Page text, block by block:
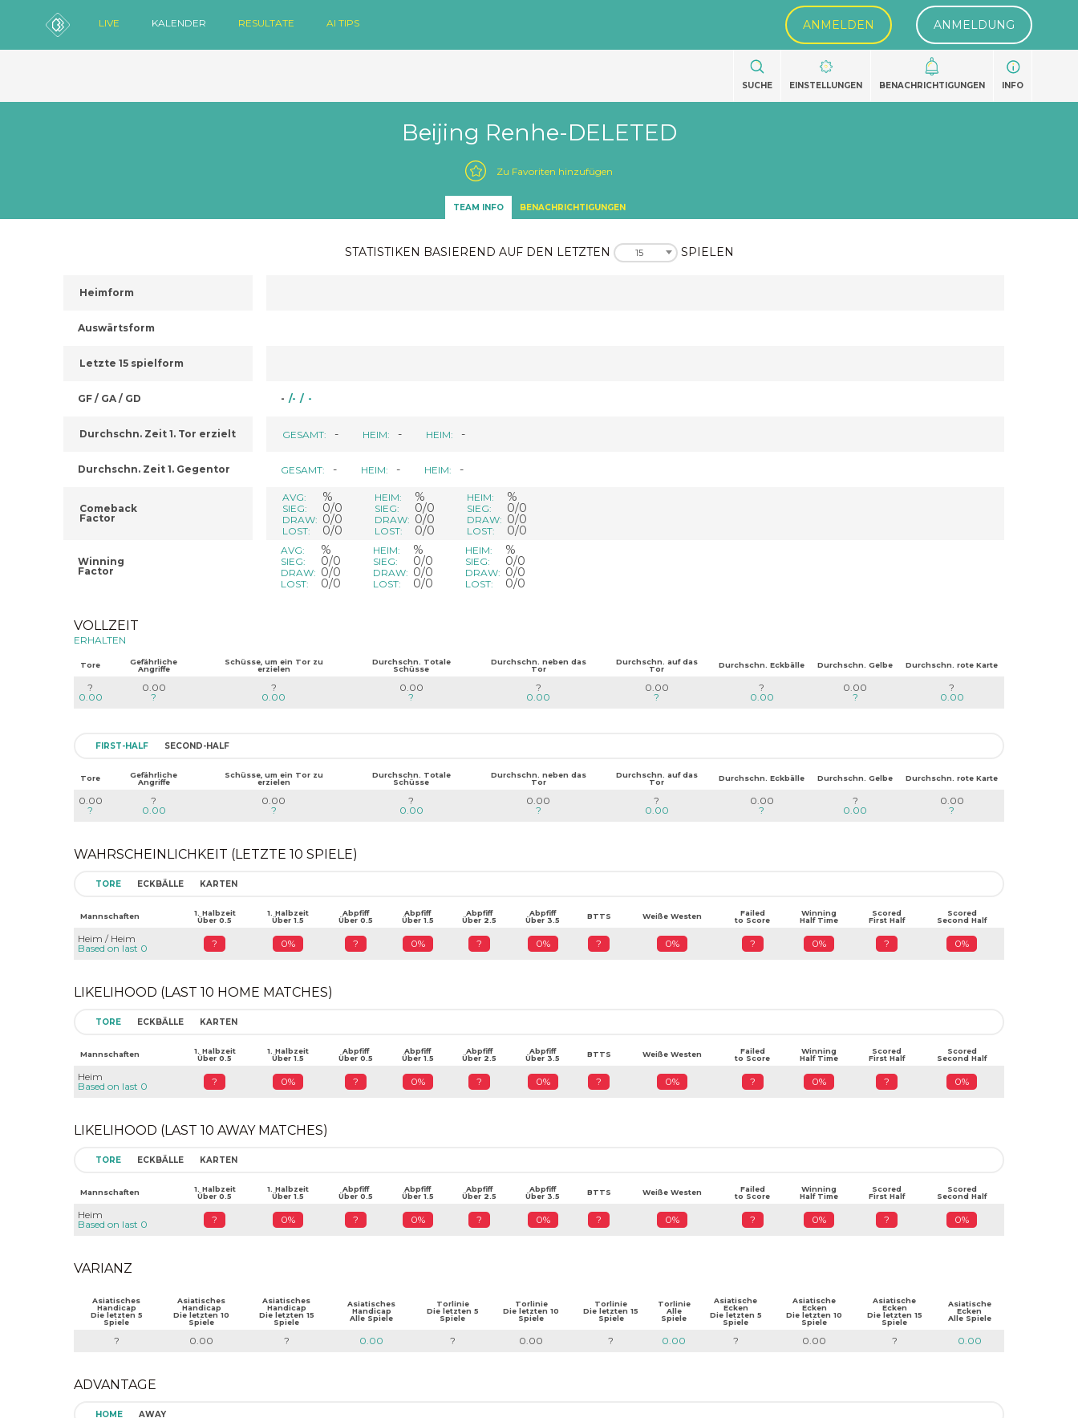
LIVE KALENDER RESULTATE AI TIPS ANMELDEN ANMELDUNG
SUCHE EINSTELLUNGEN BENACHRICHTIGUNGEN INFO
Beijing Renhe-DELETED
Zu Favoriten hinzufügen
TEAM INFO BENACHRICHTIGUNGEN
STATISTIKEN BASIEREND AUF DEN LETZTEN 15 SPIELEN
Heimform
Auswärtsform
Letzte 15 spielform
GF / GA / GD
Durchschn. Zeit 1. Tor erzielt
Durchschn. Zeit 1. Gegentor
Comeback
Factor
Winning
Factor
- /- / -
GESAMT: - HEIM: - HEIM: -
GESAMT: - HEIM: - HEIM: -
AVG: %
SIEG: 0/0
DRAW: 0/0
LOST: 0/0
HEIM: %
SIEG: 0/0
DRAW: 0/0
LOST: 0/0
HEIM: %
SIEG: 0/0
DRAW: 0/0
LOST: 0/0
AVG: %
SIEG: 0/0
DRAW: 0/0
LOST: 0/0
HEIM: %
SIEG: 0/0
DRAW: 0/0
LOST: 0/0
HEIM: %
SIEG: 0/0
DRAW: 0/0
LOST: 0/0
VOLLZEIT
ERHALTEN
Tore
Gefährliche
Angriffe
Schüsse, um ein Tor zu
erzielen
Durchschn. Totale
Schüsse
Durchschn. neben das
Tor
Durchschn. auf das
Tor
Durchschn. Eckbälle Durchschn. Gelbe Durchschn. rote Karte
?
0.00
0.00
?
?
0.00
0.00
?
?
0.00
0.00
?
?
0.00
0.00
?
?
0.00
FIRST-HALF SECOND-HALF
Tore
Gefährliche
Angriffe
Schüsse, um ein Tor zu
erzielen
Durchschn. Totale
Schüsse
Durchschn. neben das
Tor
Durchschn. auf das
Tor
Durchschn. Eckbälle Durchschn. Gelbe Durchschn. rote Karte
0.00
?
?
0.00
0.00
?
?
0.00
0.00
?
?
0.00
0.00
?
?
0.00
0.00
?
WAHRSCHEINLICHKEIT (LETZTE 10 SPIELE)
TORE ECKBÄLLE KARTEN
Mannschaften
1. Halbzeit
Über 0.5
1. Halbzeit
Über 1.5
Abpfiff
Über 0.5
Abpfiff
Über 1.5
Abpfiff
Über 2.5
Abpfiff
Über 3.5
BTTS Weiße Westen
Failed
to Score
Winning
Half Time
Scored
First Half
Scored
Second Half
Heim / Heim
Based on last 0
? 0% ? 0% ? 0% ? 0% ? 0% ? 0%
LIKELIHOOD (LAST 10 HOME MATCHES)
TORE ECKBÄLLE KARTEN
Mannschaften
1. Halbzeit
Über 0.5
1. Halbzeit
Über 1.5
Abpfiff
Über 0.5
Abpfiff
Über 1.5
Abpfiff
Über 2.5
Abpfiff
Über 3.5
BTTS Weiße Westen
Failed
to Score
Winning
Half Time
Scored
First Half
Scored
Second Half
Heim
Based on last 0
? 0% ? 0% ? 0% ? 0% ? 0% ? 0%
LIKELIHOOD (LAST 10 AWAY MATCHES)
TORE ECKBÄLLE KARTEN
Mannschaften
1. Halbzeit
Über 0.5
1. Halbzeit
Über 1.5
Abpfiff
Über 0.5
Abpfiff
Über 1.5
Abpfiff
Über 2.5
Abpfiff
Über 3.5
BTTS Weiße Westen
Failed
to Score
Winning
Half Time
Scored
First Half
Scored
Second Half
Heim
Based on last 0
? 0% ? 0% ? 0% ? 0% ? 0% ? 0%
VARIANZ
Asiatisches
Handicap
Die letzten 5
Spiele
Asiatisches
Handicap
Die letzten 10
Spiele
Asiatisches
Handicap
Die letzten 15
Spiele
Asiatisches
Handicap
Alle Spiele
Torlinie
Die letzten 5
Spiele
Torlinie
Die letzten 10
Spiele
Torlinie
Die letzten 15
Spiele
Torlinie
Alle
Spiele
Asiatische
Ecken
Die letzten 5
Spiele
Asiatische
Ecken
Die letzten 10
Spiele
Asiatische
Ecken
Die letzten 15
Spiele
Asiatische
Ecken
Alle Spiele
? 0.00 ? 0.00 ? 0.00 ? 0.00 ? 0.00 ? 0.00
ADVANTAGE
HOME AWAY